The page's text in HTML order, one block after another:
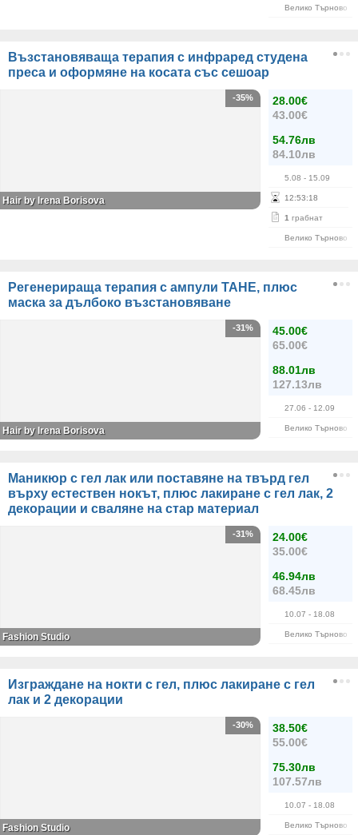
Велико Търново
Възстановяваща терапия с инфраред студена
преса и оформяне на косата със сешоар
28.00€
43.00€
54.76лв
84.10лв
5.08 - 15.09
12:53:18
1 грабнат
Велико Търново
-35%
Hair by Irena Borisova
Регенерираща терапия с ампули TAHE, плюс
маска за дълбоко възстановяване
45.00€
65.00€
88.01лв
127.13лв
27.06 - 12.09
Велико Търново
-31%
Hair by Irena Borisova
Маникюр с гел лак или поставяне на твърд гел
върху естествен нокът, плюс лакиране с гел лак, 2
декорации и сваляне на стар материал
24.00€
35.00€
46.94лв
68.45лв
10.07 - 18.08
Велико Търново
-31%
Fashion Studio
Изграждане на нокти с гел, плюс лакиране с гел
лак и 2 декорации
38.50€
55.00€
75.30лв
107.57лв
10.07 - 18.08
Велико Търново
-30%
Fashion Studio